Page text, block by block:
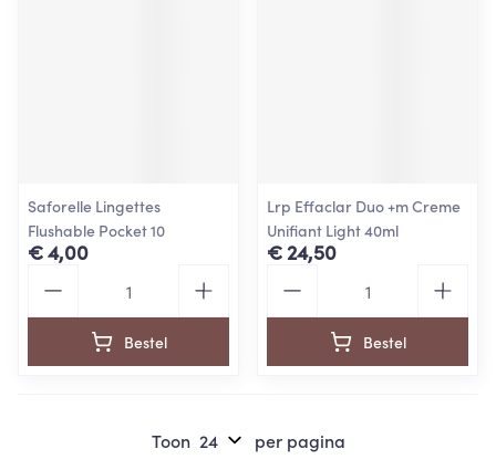
Saforelle Lingettes
Flushable Pocket 10
€ 4,00
Bestel
Lrp Effaclar Duo +m Creme
Unifiant Light 40ml
€ 24,50
Bestel
Toon per pagina